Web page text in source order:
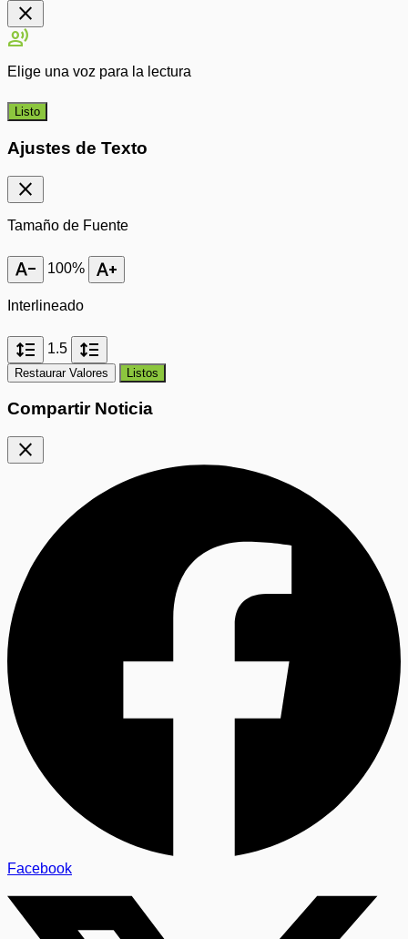
close
record_voice_over
Elige una voz para la lectura
Listo
Ajustes de Texto
close
Tamaño de Fuente
text_decrease 100% text_increase
Interlineado
format_line_spacing 1.5 format_line_spacing
Restaurar Valores Listos
Compartir Noticia
close
Facebook